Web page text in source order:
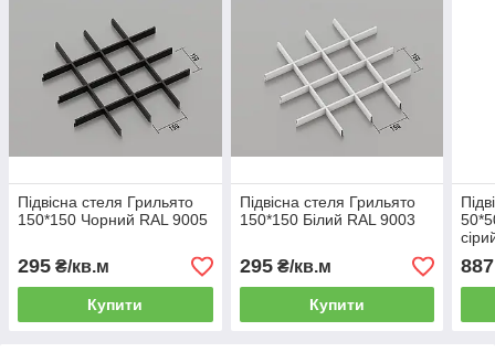
Підвісна стеля Грильято
150*150 Чорний RAL 9005
295 ₴/кв.м
Купити
Підвісна стеля Грильято
150*150 Білий RAL 9003
295₴/кв.м
Купити
887